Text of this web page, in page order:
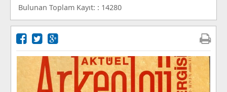
Bulunan Toplam Kayıt: : 14280